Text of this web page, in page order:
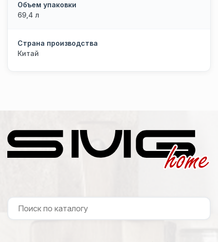
Объем упаковки
69,4 л
Страна производства
Китай